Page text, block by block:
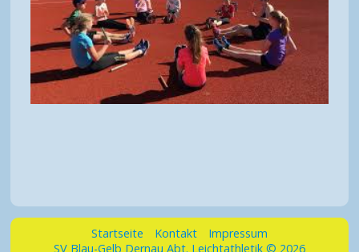
Startseite Kontakt
Impressum
SV Blau-Gelb Dernau Abt. Leichtathletik © 2026